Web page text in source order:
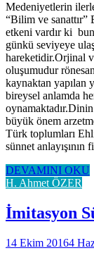
Medeniyetlerin
“Bilim ve
etkeni vardır ki
günkü seviyeye
hareketidir.Orjinal
oluşumudur
kaynaktan yapılan
bireysel anlamda
büyük önem
Türk toplumları
sünnet
DEVAMINI OKU
H. Ahmet ÖZER
İmitasyon
14 Ekim 20164